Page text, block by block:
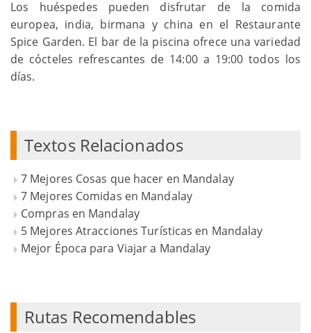
Los huéspedes pueden disfrutar de la comida
europea, india, birmana y china en el Restaurante
Spice Garden. El bar de la piscina ofrece una variedad
de cócteles refrescantes de 14:00 a 19:00 todos los
días.
Textos Relacionados
7 Mejores Cosas que hacer en Mandalay
7 Mejores Comidas en Mandalay
Compras en Mandalay
5 Mejores Atracciones Turísticas en Mandalay
Mejor Época para Viajar a Mandalay
Rutas Recomendables